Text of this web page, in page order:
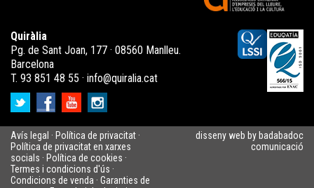
Quiràlia
Pg. de Sant Joan, 177 · 08560 Manlleu.
Barcelona
T. 93 851 48 55 · info@quiralia.cat
Avís legal · Política de privacitat ·
Política de privacitat en xarxes
socials · Política de cookies ·
Termes i condicions d'ús ·
Condicions de venda · Garanties de
disseny web by badabadoc
comunicació